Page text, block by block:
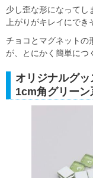
少し歪な形になってし
上がりがキレイにでき
チョコとマグネットの
が、とにかく簡単につ
オリジナルグ
1cm角グリーン